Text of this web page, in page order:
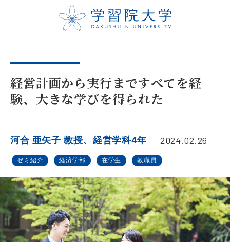
経営計画から実行まですべてを経
験、大きな学びを得られた
河合 亜矢子 教授、経営学科4年 2024.02.26
ゼミ紹介 経済学部 在学生 教職員